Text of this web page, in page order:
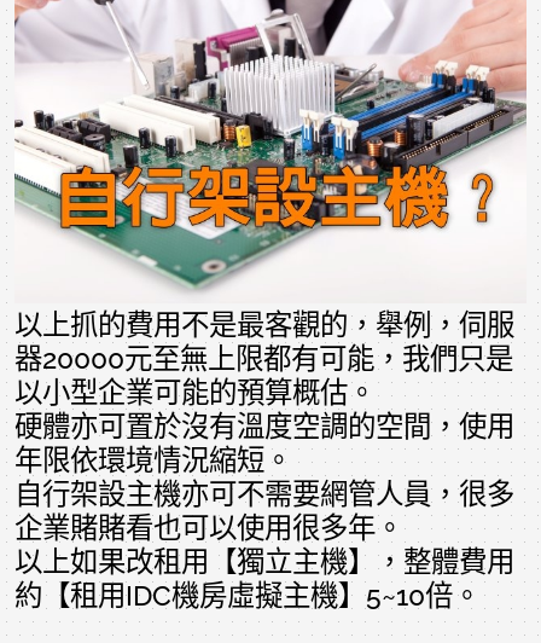
以上抓的費用不是最客觀的，舉例，伺服
器20000元至無上限都有可能，我們只是
以小型企業可能的預算概估。
硬體亦可置於沒有溫度空調的空間，使用
年限依環境情況縮短。
自行架設主機亦可不需要網管人員，很多
企業賭賭看也可以使用很多年。
以上如果改租用【獨立主機】，整體費用
約【租用IDC機房虛擬主機】5~10倍。